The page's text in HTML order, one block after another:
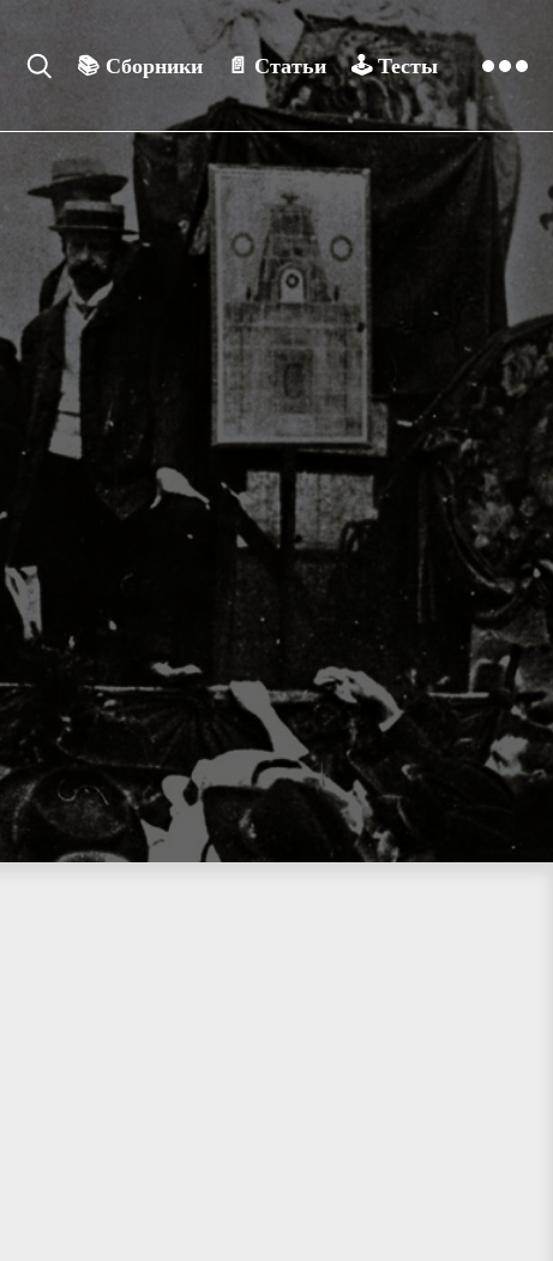
📚 Сборники 📄 Статьи 🕹️Тесты